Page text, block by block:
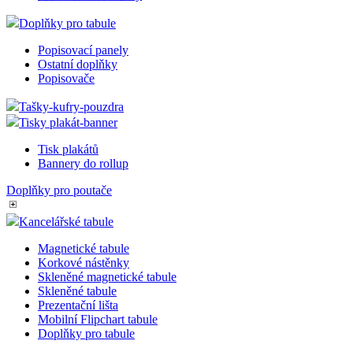
Doplňky pro Windtalker
Montážní sety na Rámy
Doplňky na Info Board
Doplňky řady Cocktail
Náhradní díly poutačů
Ostatní náhradní díly
Doplňky pro tabule
Popisovací panely
Ostatní doplňky
Popisovače
Tašky-kufry-pouzdra
Tisky plakát-banner
Tisk plakátů
Bannery do rollup
Doplňky pro poutače
Kancelářské tabule